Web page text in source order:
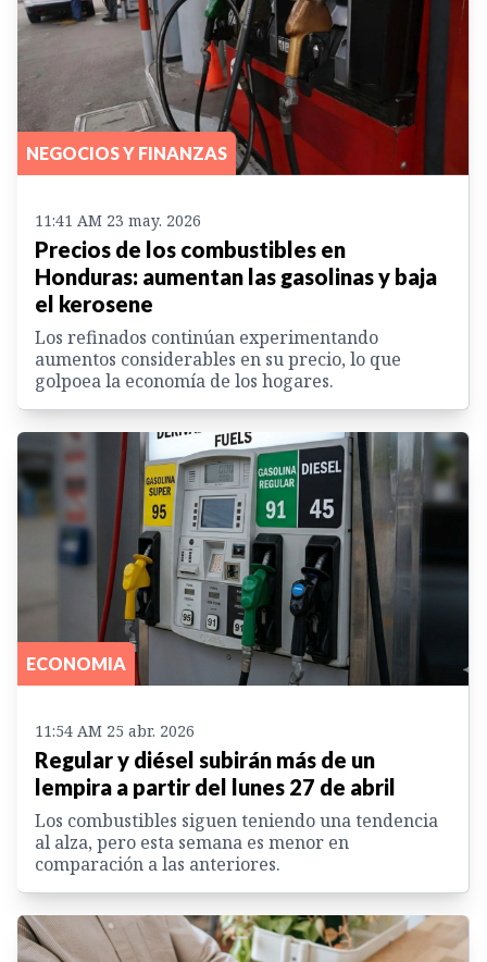
NEGOCIOS Y FINANZAS
11:41 AM 23 may. 2026
Precios de los combustibles en
Honduras: aumentan las gasolinas y baja
el kerosene
Los refinados continúan experimentando
aumentos considerables en su precio, lo que
golpoea la economía de los hogares.
ECONOMIA
11:54 AM 25 abr. 2026
Regular y diésel subirán más de un
lempira a partir del lunes 27 de abril
Los combustibles siguen teniendo una tendencia
al alza, pero esta semana es menor en
comparación a las anteriores.